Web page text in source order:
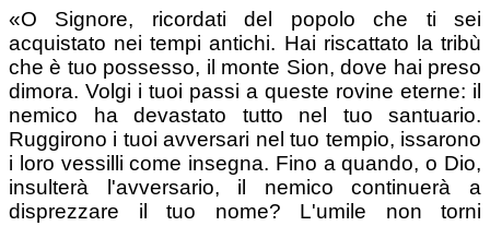
«O Signore, ricordati del popolo che ti sei
acquistato nei tempi antichi. Hai riscattato la tribù
che è tuo possesso, il monte Sion, dove hai preso
dimora. Volgi i tuoi passi a queste rovine eterne: il
nemico ha devastato tutto nel tuo santuario.
Ruggirono i tuoi avversari nel tuo tempio, issarono
i loro vessilli come insegna. Fino a quando, o Dio,
insulterà l'avversario, il nemico continuerà a
disprezzare il tuo nome? L'umile non torni